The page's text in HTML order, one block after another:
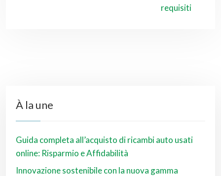
requisiti
À la une
Guida completa all’acquisto di ricambi auto usati
online: Risparmio e Affidabilità
Innovazione sostenibile con la nuova gamma